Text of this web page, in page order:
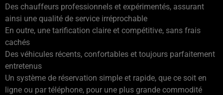
Des chauffeurs professionnels et expérimentés, assurant
ainsi une qualité de service irréprochable
En outre, une tarification claire et compétitive, sans frais
cachés
Des véhicules récents, confortables et toujours parfaitement
entretenus
Un système de réservation simple et rapide, que ce soit en
ligne ou par téléphone, pour une plus grande commodité